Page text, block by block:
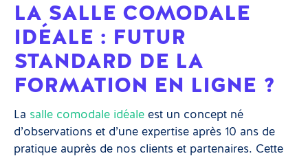
LA SALLE COMODALE
IDÉALE : FUTUR
STANDARD DE LA
FORMATION EN LIGNE ?
La salle comodale idéale est un concept né
d’observations et d’une expertise après 10 ans de
pratique auprès de nos clients et partenaires. Cette